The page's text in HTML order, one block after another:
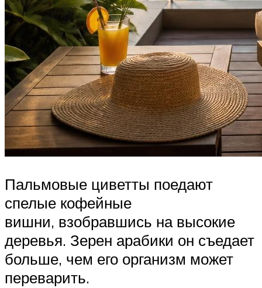
Пальмовые циветты поедают
спелые кофейные
вишни, взобравшись на высокие
деревья. Зерен арабики он съедает
больше, чем его организм может
переварить.